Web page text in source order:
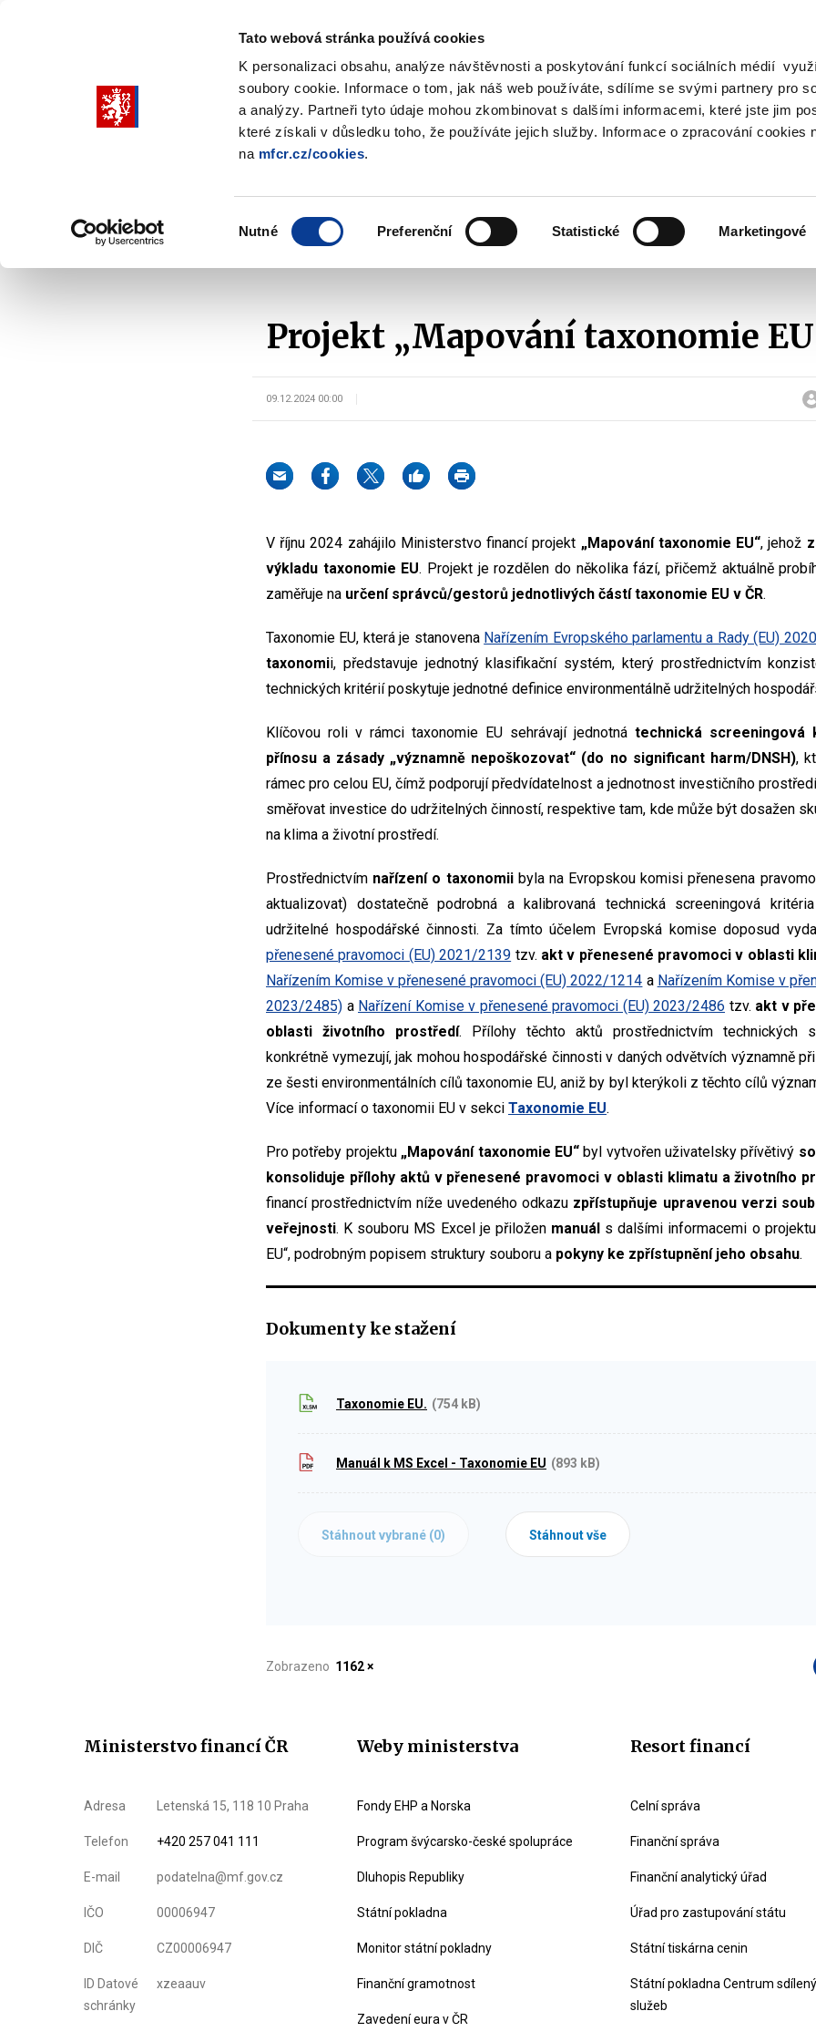
Tato webová stránka používá cookies
K personalizaci obsahu, analýze návštěvnosti a poskytování funkcí sociálních médií
soubory cookie. Informace o tom, jak náš web používáte, sdílíme se svými partnery pro
a analýzy. Partneři tyto údaje mohou zkombinovat s dalšími informacemi, které jste jim
které získali v důsledku toho, že používáte jejich služby. Informace o zpracování cookies
na mfcr.cz/cookies.
Nutné Preferenční Statistické Marketingové
Vyhledat
submenu
submenu
politika
submenu
submenu
účetnictví
Financování udržitelnosti Projekt „Mapování taxonomie EU“
Projekt „Mapování taxonomie
09.12.2024 00:00
V říjnu 2024 zahájilo Ministerstvo financí projekt „Mapování taxonomie EU“, jehož
výkladu taxonomie EU. Projekt je rozdělen do několika fází, přičemž aktuálně
zaměřuje na určení správců/gestorů jednotlivých částí taxonomie EU v ČR.
Taxonomie EU, která je stanovena Nařízením Evropského parlamentu a Rady (EU)
taxonomii, představuje jednotný klasifikační systém, který prostřednictvím
technických kritérií poskytuje jednotné definice environmentálně udržitelných
Klíčovou roli v rámci taxonomie EU sehrávají jednotná technická screeningová
přínosu a zásady „významně nepoškozovat“ (do no significant harm/DNSH),
rámec pro celou EU, čímž podporují předvídatelnost a jednotnost investičního
směřovat investice do udržitelných činností, respektive tam, kde může být dosažen
na klima a životní prostředí.
Prostřednictvím nařízení o taxonomiibyla na Evropskou komisi přenesena
aktualizovat) dostatečně podrobná a kalibrovaná technická screeningová
udržitelné hospodářské činnosti. Za tímto účelem Evropská komise doposud
přenesené pravomoci (EU) 2021/2139 tzv. akt v přenesené pravomoci v oblasti
Nařízením Komise v přenesené pravomoci (EU) 2022/1214 a Nařízením Komise v
2023/2485) a Nařízení Komise v přenesené pravomoci (EU) 2023/2486 tzv. akt v
oblasti životního prostředí. Přílohy těchto aktů prostřednictvím technických
konkrétně vymezují, jak mohou hospodářské činnosti v daných odvětvích významně
ze šesti environmentálních cílů taxonomie EU, aniž by byl kterýkoli z těchto cílů
Více informací o taxonomii EU v sekci Taxonomie EU.
Pro potřeby projektu „Mapování taxonomie EU“byl vytvořen uživatelsky přívětivý
konsoliduje přílohy aktů v přenesené pravomoci v oblasti klimatu a životního
financí prostřednictvím níže uvedeného odkazu zpřístupňuje upravenou verzi
veřejnosti. K souboru MS Excel je přiložen manuál s dalšími informacemi o
EU“, podrobným popisem struktury souboru a pokyny ke zpřístupnění jeho obsahu.
Dokumenty ke stažení
Taxonomie EU. (754 kB)
Manuál k MS Excel - Taxonomie EU (893 kB)
Stáhnout vybrané (0) Stáhnout vše
Zobrazeno 1162 ×
Ministerstvo financí ČR
Adresa Letenská 15, 118 10 Praha
Telefon +420 257 041 111
E-mail podatelna@mf.gov.cz
IČO 00006947
DIČ CZ00006947
ID Datové
schránky
xzeaauv
Weby ministerstva
Fondy EHP a Norska
Program švýcarsko-české spolupráce
Dluhopis Republiky
Státní pokladna
Monitor státní pokladny
Finanční gramotnost
Zavedení eura v ČR
Resort financí
Celní správa
Finanční správa
Finanční analytický úřad
Úřad pro zastupování státu
Státní tiskárna cenin
Státní pokladna Centrum
služeb